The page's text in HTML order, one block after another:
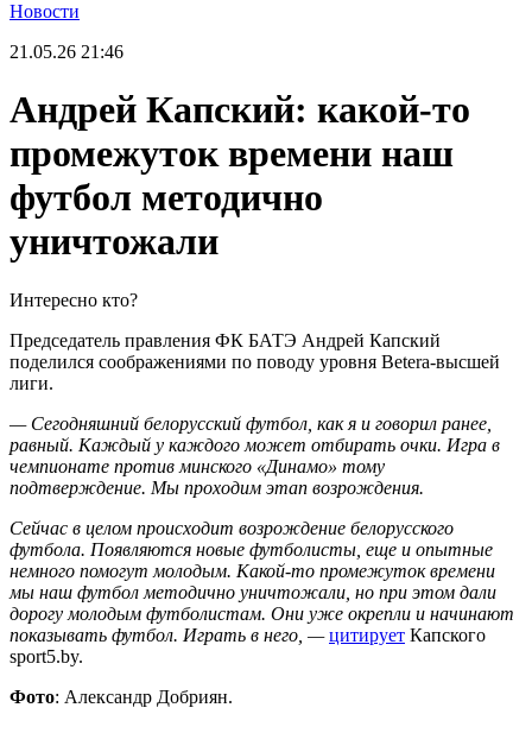
Новости
21.05.26 21:46
Андрей Капский: какой-то
промежуток времени наш
футбол методично
уничтожали
Интересно кто?
Председатель правления ФК БАТЭ Андрей Капский
поделился соображениями по поводу уровня Betera-высшей
лиги.
— Сегодняшний белорусский футбол, как я и говорил ранее,
равный. Каждый у каждого может отбирать очки. Игра в
чемпионате против минского «Динамо» тому
подтверждение. Мы проходим этап возрождения.
Сейчас в целом происходит возрождение белорусского
футбола. Появляются новые футболисты, еще и опытные
немного помогут молодым. Какой-то промежуток времени
мы наш футбол методично уничтожали, но при этом дали
дорогу молодым футболистам. Они уже окрепли и начинают
показывать футбол. Играть в него, —цитирует Капского
sport5.by.
Фото: Александр Добриян.